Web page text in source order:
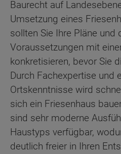
Baurecht auf
Umsetzung eines
sollten Sie Ihre Pläne und
Voraussetzungen mit
konkretisieren, bevor Sie
Durch Fachexpertise und
Ortskenntnisse wird
sich ein Friesenhaus
sind sehr moderne
Haustyps verfügbar,
deutlich freier in Ihren